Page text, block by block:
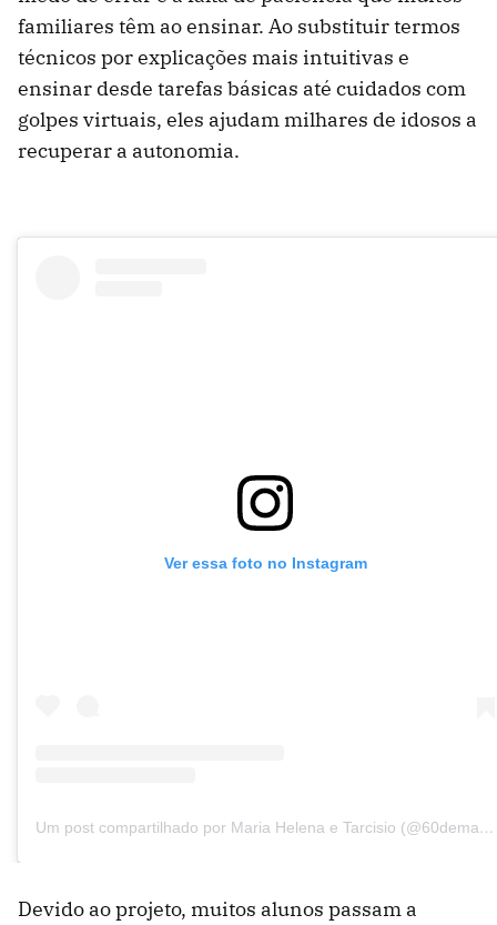
familiares têm ao ensinar. Ao substituir termos
técnicos por explicações mais intuitivas e
ensinar desde tarefas básicas até cuidados com
golpes virtuais, eles ajudam milhares de idosos a
recuperar a autonomia.
Ver essa foto no Instagram
Um post compartilhado por Maria Helena e Tarcisio (@60demais)
Devido ao projeto, muitos alunos passam a